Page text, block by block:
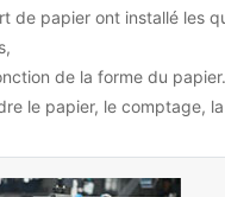
de papier ont installé les
de la forme du
le papier, le comptage,